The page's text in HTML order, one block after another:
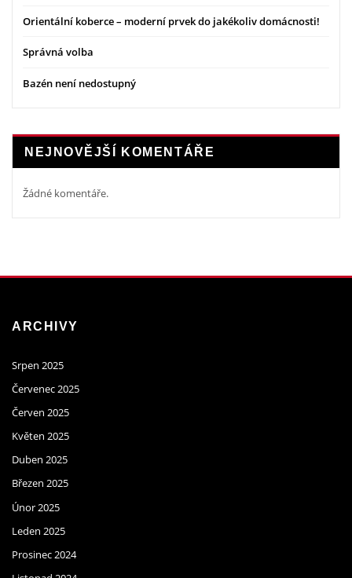
Orientální koberce – moderní prvek do jakékoliv domácnosti!
Správná volba
Bazén není nedostupný
NEJNOVĚJŠÍ KOMENTÁŘE
Žádné komentáře.
ARCHIVY
Srpen 2025
Červenec 2025
Červen 2025
Květen 2025
Duben 2025
Březen 2025
Únor 2025
Leden 2025
Prosinec 2024